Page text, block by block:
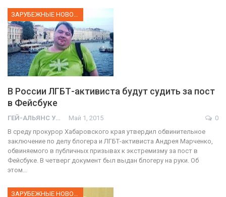
ЗАРУБЕЖНЫЕ НОВОСТИ
В России ЛГБТ-активиста будут судить за пост
в Фейсбуке
ГЕЙ-АЛЬЯНС УКРАИНА Май 1, 2015
0
В среду прокурор Хабаровского края утвердил обвинительное
заключение по делу блогера и ЛГБТ-активиста Андрея Марченко,
обвиняемого в публичных призывах к экстремизму за пост в
Фейсбуке. В четверг документ был выдан блогеру на руки. Об
этом…